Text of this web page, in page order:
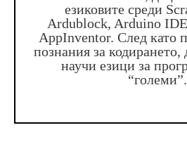
езиковите среди
Ardublock, Arduino
AppInventor. След като
познания за кодирането,
научи езици за
“големи”.